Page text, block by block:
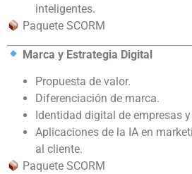
inteligentes.
Paquete SCORM
Marca y Estrategia Digital
Propuesta de valor.
Diferenciación de marca.
Identidad digital de empresas
Aplicaciones de la IA en
al cliente.
Paquete SCORM